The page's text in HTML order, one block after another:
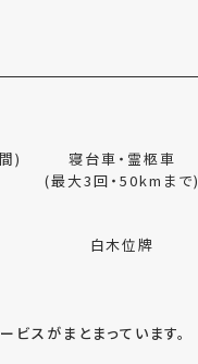
)
寝台車・霊柩車
(最大3回・50kmまで)
白木位牌
スがまとまっています。